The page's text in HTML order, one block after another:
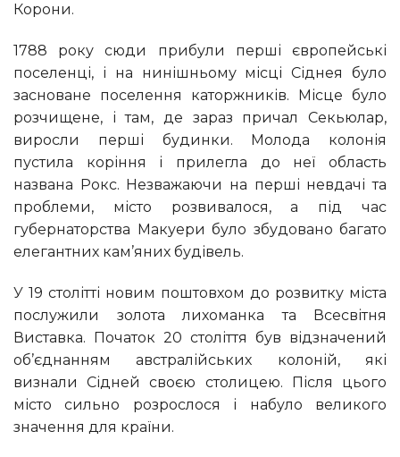
Корони.
1788 року сюди прибули перші європейські
поселенці, і на нинішньому місці Сіднея було
засноване поселення каторжників. Місце було
розчищене, і там, де зараз причал Секьюлар,
виросли перші будинки. Молода колонія
пустила коріння і прилегла до неї область
названа Рокс. Незважаючи на перші невдачі та
проблеми, місто розвивалося, а під час
губернаторства Макуери було збудовано багато
елегантних кам’яних будівель.
У 19 столітті новим поштовхом до розвитку міста
послужили золота лихоманка та Всесвітня
Виставка. Початок 20 століття був відзначений
об’єднанням австралійських колоній, які
визнали Сідней своєю столицею. Після цього
місто сильно розрослося і набуло великого
значення для країни.